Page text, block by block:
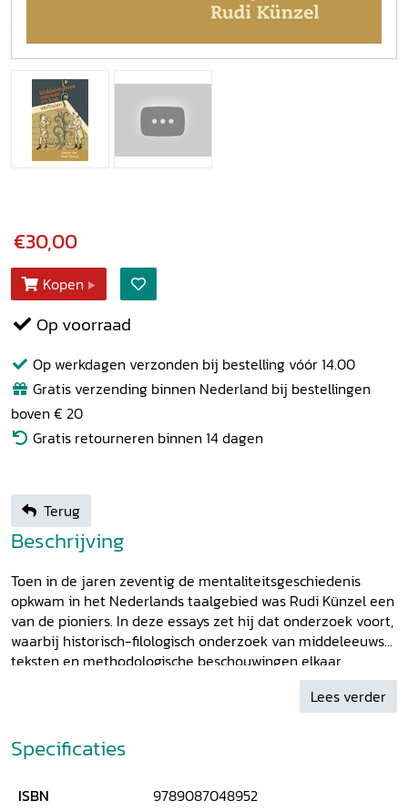
€30,00
Kopen
Op voorraad
Op werkdagen verzonden bij bestelling vóór 14.00
Gratis verzending binnen Nederland bij bestellingen
boven € 20
Gratis retourneren binnen 14 dagen
Terug
Beschrijving
Toen in de jaren zeventig de mentaliteitsgeschiedenis
opkwam in het Nederlands taalgebied was Rudi Künzel een
van de pioniers. In deze essays zet hij dat onderzoek voort,
waarbij historisch-filologisch onderzoek van middeleeuwse
teksten en methodologische beschouwingen elkaar
afwisselen. Hij belicht middeleeuwse groepsculturen en
laat zien hoe in middeleeuwse teksten emoties en
analyseert hij het werk van enkele belangrijke Europese
mediëvisten en niet te vergeten van hun intrigerende
Khaldun.
Lees verder
Specificaties
ISBN
9789087048952